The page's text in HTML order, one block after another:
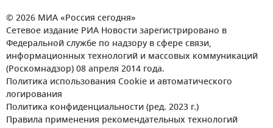
© 2026 МИА «Россия сегодня»
Сетевое издание РИА Новости зарегистрировано в
Федеральной службе по надзору в сфере связи,
информационных технологий и массовых коммуникаций
(Роскомнадзор) 08 апреля 2014 года.
Политика использования Cookie и автоматического
логирования
Политика конфиденциальности (ред. 2023 г.)
Правила применения рекомендательных технологий